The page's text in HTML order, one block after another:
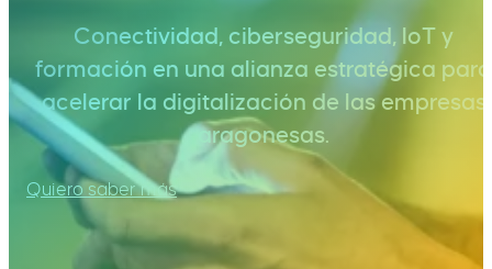
Conectividad, ciberseguridad, IoT y
formación en una alianza estratégica para
acelerar la digitalización de las empresas
aragonesas.
Quiero saber más